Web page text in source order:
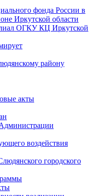
фонда России в
Иркутской области
ОГКУ КЦ Иркутской
району
акты
воздействия
городского